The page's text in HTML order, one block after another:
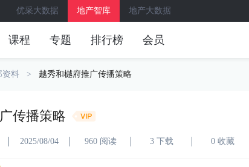
优采大数据 地产智库 地产大数据
课程 专题 排行榜 会员
资料 越秀和樾府推广传播策略
传播策略
2025/08/04 960 阅读 3 下载 0 收藏